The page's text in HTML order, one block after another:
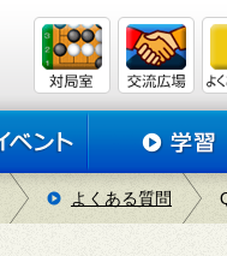
よくある質問